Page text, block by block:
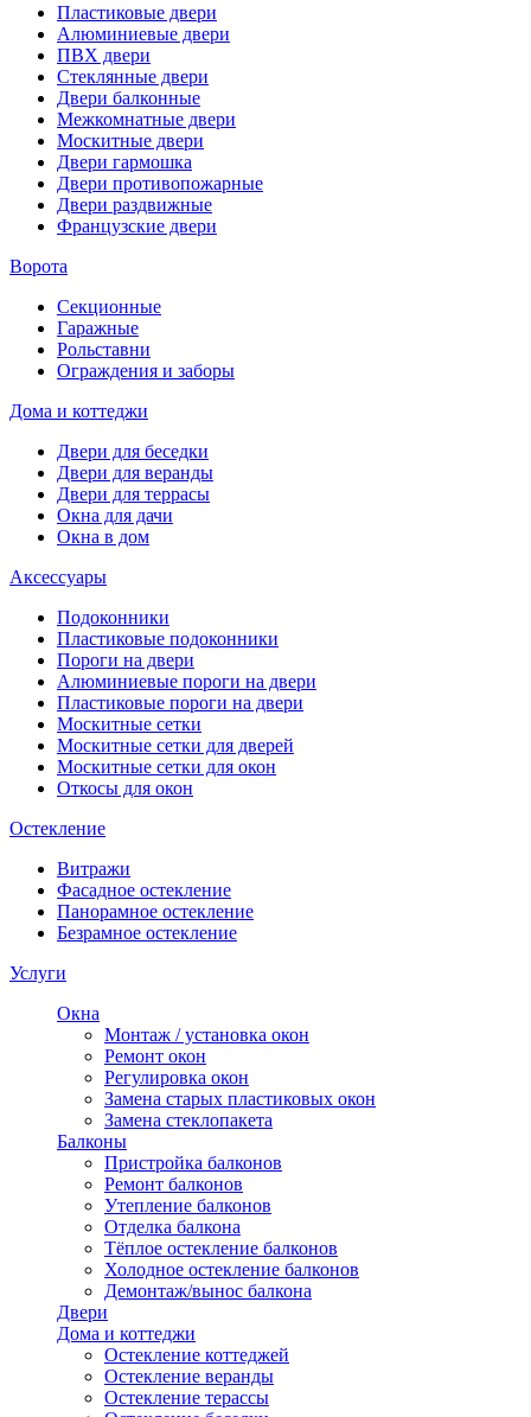
Пластиковые двери
Алюминиевые двери
ПВХ двери
Стеклянные двери
Двери балконные
Межкомнатные двери
Москитные двери
Двери гармошка
Двери противопожарные
Двери раздвижные
Французские двери
Ворота
Секционные
Гаражные
Рольставни
Ограждения и заборы
Дома и коттеджи
Двери для беседки
Двери для веранды
Двери для террасы
Окна для дачи
Окна в дом
Аксессуары
Подоконники
Пластиковые подоконники
Пороги на двери
Алюминиевые пороги на двери
Пластиковые пороги на двери
Москитные сетки
Москитные сетки для дверей
Москитные сетки для окон
Откосы для окон
Остекление
Витражи
Фасадное остекление
Панорамное остекление
Безрамное остекление
Услуги
Окна
Монтаж / установка окон
Ремонт окон
Регулировка окон
Замена старых пластиковых окон
Замена стеклопакета
Балконы
Пристройка балконов
Ремонт балконов
Утепление балконов
Отделка балкона
Тёплое остекление балконов
Холодное остекление балконов
Демонтаж/вынос балкона
Двери
Дома и коттеджи
Остекление коттеджей
Остекление веранды
Остекление терассы